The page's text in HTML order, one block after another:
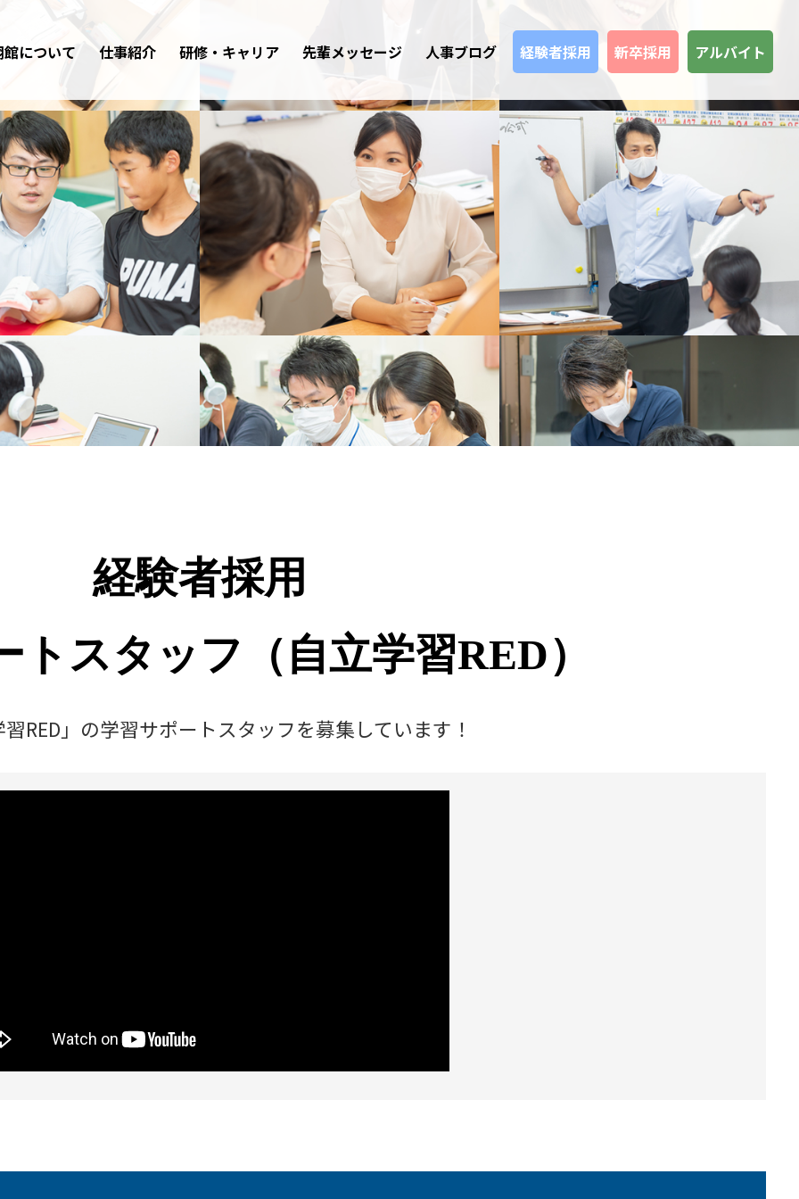
館について 仕事紹介 研修・キャリア 先輩メッセージ 人事ブログ 経験者採用 新卒採用 アルバイト
経験者採用
トスタッフ（自立学習RED）
RED」の学習サポートスタッフを募集しています！